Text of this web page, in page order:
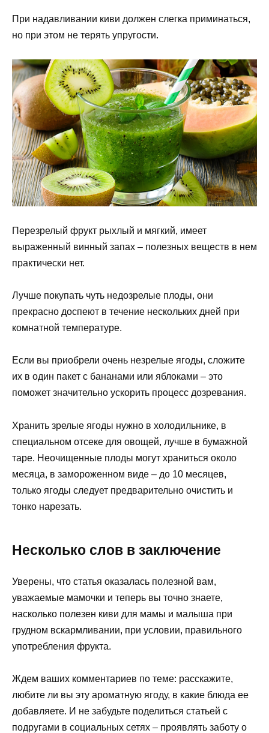
При надавливании киви должен слегка приминаться,
но при этом не терять упругости.
Перезрелый фрукт рыхлый и мягкий, имеет
выраженный винный запах – полезных веществ в нем
практически нет.
Лучше покупать чуть недозрелые плоды, они
прекрасно доспеют в течение нескольких дней при
комнатной температуре.
Если вы приобрели очень незрелые ягоды, сложите
их в один пакет с бананами или яблоками – это
поможет значительно ускорить процесс дозревания.
Хранить зрелые ягоды нужно в холодильнике, в
специальном отсеке для овощей, лучше в бумажной
таре. Неочищенные плоды могут храниться около
месяца, в замороженном виде – до 10 месяцев,
только ягоды следует предварительно очистить и
тонко нарезать.
Несколько слов в заключение
Уверены, что статья оказалась полезной вам,
уважаемые мамочки и теперь вы точно знаете,
насколько полезен киви для мамы и малыша при
грудном вскармливании, при условии, правильного
употребления фрукта.
Ждем ваших комментариев по теме: расскажите,
любите ли вы эту ароматную ягоду, в какие блюда ее
добавляете. И не забудьте поделиться статьей с
подругами в социальных сетях – проявлять заботу о